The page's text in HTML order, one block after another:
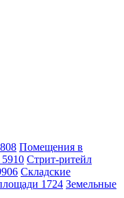
Помещения в
Стрит-ритейл
Складские
1724 Земельные